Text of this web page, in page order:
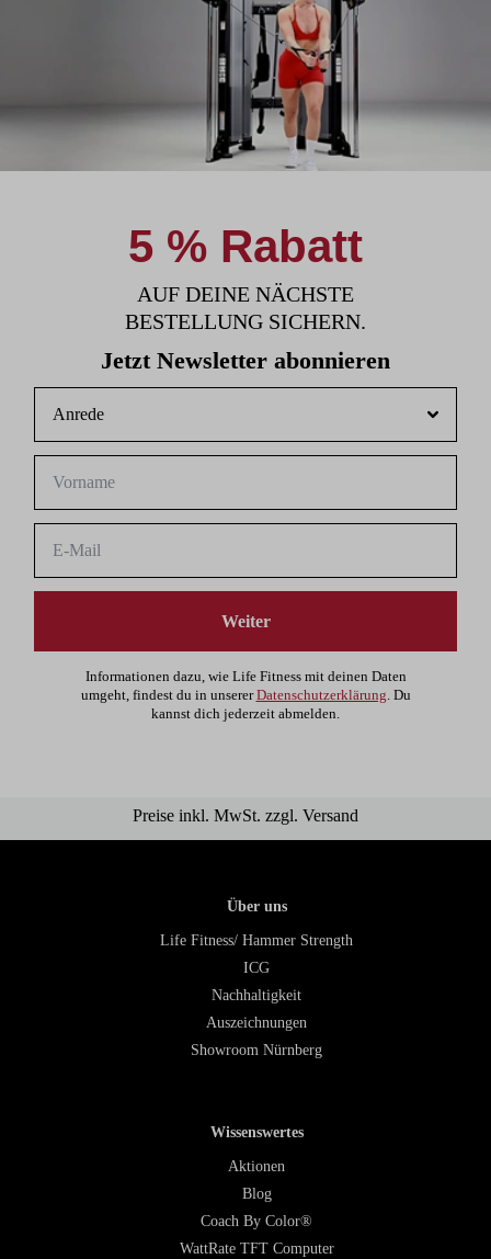
5 % Rabatt
AUF DEINE NÄCHSTE
BESTELLUNG SICHERN.
Jetzt Newsletter abonnieren
Weiter
Informationen dazu, wie Life Fitness mit deinen Daten
umgeht, findest du in unsererDatenschutzerklärung. Du
kannst dich jederzeit abmelden.
Preise inkl. MwSt. zzgl. Versand
Über uns
Life Fitness/ Hammer Strength
ICG
Nachhaltigkeit
Auszeichnungen
Showroom Nürnberg
Wissenswertes
Aktionen
Blog
Coach By Color®
WattRate TFT Computer